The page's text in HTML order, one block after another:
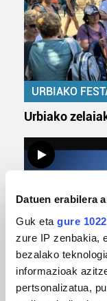
Datuen erabilera
Guk eta gure
zure IP zenbakia,
bezalako
informazioak
pertsonalizatua,
URBIAKO
Urbiako
MUSIKA